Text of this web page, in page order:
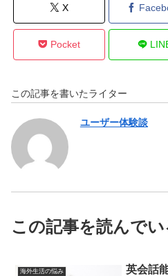
X
Pocket
この記事を書いたライター
ユーザー体験談
この記事を読んでい
海外生活の悩み
英会話